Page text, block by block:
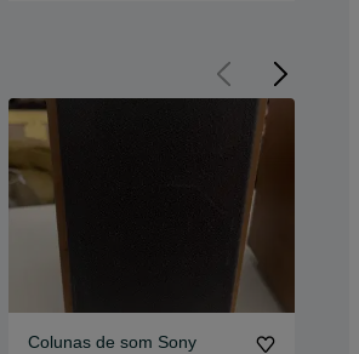
Colunas de som Sony